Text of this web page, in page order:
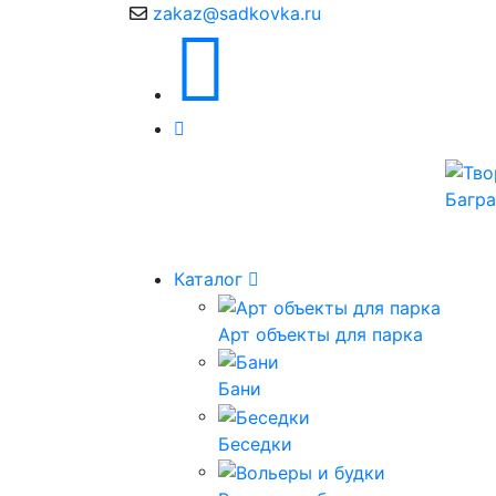
zakaz@sadkovka.ru
Каталог
Арт объекты для парка
Бани
Беседки